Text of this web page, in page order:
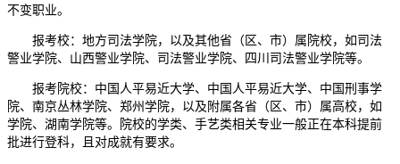
不变职业。
报考校：地方司法学院，以及其他省（区、市）属院校，如司法
警业学院、山西警业学院、司法警业学院、四川司法警业学院等。
报考院校：中国人平易近大学、中国人平易近大学、中国刑事学
院、南京丛林学院、郑州学院，以及附属各省（区、市）属高校，如
学院、湖南学院等。院校的学类、手艺类相关专业一般正在本科提前
批进行登科，且对成就有要求。